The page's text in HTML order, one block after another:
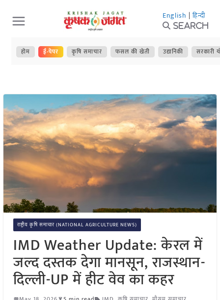
Skip
to
content
English | हिन्दी
Search
होम ई-पेपर कृषि समाचार फसल की खेती उद्यानिकी सरकारी
राष्ट्रीय कृषि समाचार (NATIONAL AGRICULTURE NEWS)
IMD Weather Update: केरल में
जल्द दस्तक देगा मानसून, राजस्थान-
दिल्ली-UP में हीट वेव का कहर